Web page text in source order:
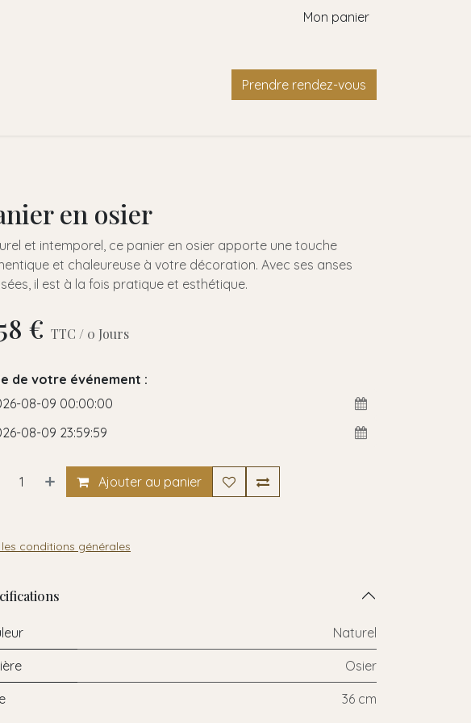
Mon panier
Prendre rendez-vous
en osier
et intemporel, ce panier en osier apporte une touche
et chaleureuse à votre décoration. Avec ses anses
il est à la fois pratique et esthétique.
€ TTC / 0 Jours
de votre événement :
Ajouter au panier
conditions générales
Naturel
Osier
36 cm